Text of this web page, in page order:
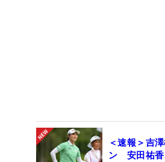
＜速報＞吉
ン 安田祐香